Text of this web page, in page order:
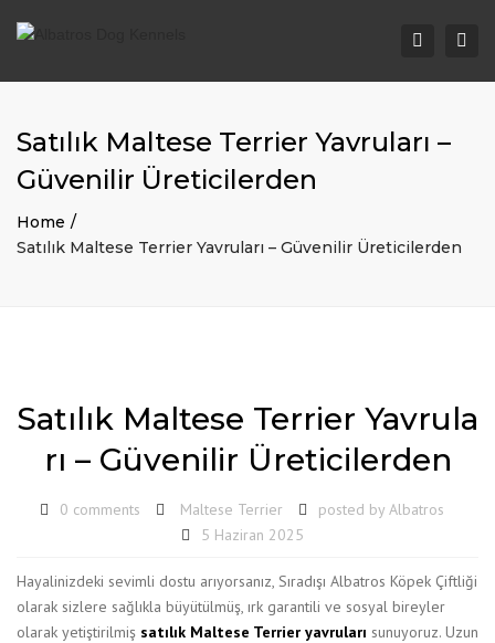
Search
Satılık Maltese Terrier Yavruları –
Güvenilir Üreticilerden
Home
Satılık Maltese Terrier Yavruları – Güvenilir Üreticilerden
Satılık Maltese Terrier Yavrula
rı – Güvenilir Üreticilerden
0 comments Maltese Terrier posted by Albatros
5 Haziran 2025
Hayalinizdeki sevimli dostu arıyorsanız, Sıradışı Albatros Köpek Çiftliği
olarak sizlere sağlıkla büyütülmüş, ırk garantili ve sosyal bireyler
olarak yetiştirilmiş satılık Maltese Terrier yavruları sunuyoruz. Uzun